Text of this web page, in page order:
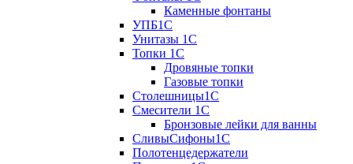
Каменные фонтаны
УПБ1С
Унитазы 1С
Топки 1С
Дровяные топки
Газовые топки
Столешницы1С
Смесители 1С
Бронзовые лейки для ванны
СливыСифоны1С
Полотенцедержатели